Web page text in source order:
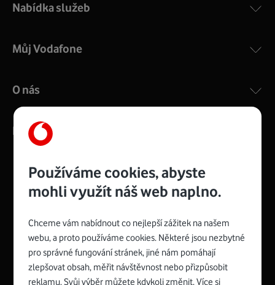
Spojte se s Vodafonem
Nabídka služeb
Můj Vodafone
O nás
Kontakty
Management
consultancy
Recruitment
logo
Top
roku
Platinové
EcoVadis
Buy
Award
má
zelenou
Používáme cookies, abyste
mohli využít náš web naplno.
Chceme vám nabídnout co nejlepší zážitek na našem
webu, a proto používáme cookies. Některé jsou nezbytné
pro správné fungování stránek, jiné nám pomáhají
zlepšovat obsah, měřit návštěvnost nebo přizpůsobit
reklamu. Svůj výběr můžete kdykoli změnit. Více si